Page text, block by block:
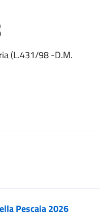
(L.431/98 -D.M.
Pescaia 2026